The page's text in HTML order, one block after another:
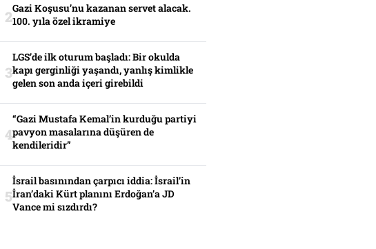
Gazi Koşusu’nu kazanan servet alacak.
100. yıla özel ikramiye
LGS’de ilk oturum başladı: Bir okulda
kapı gerginliği yaşandı, yanlış kimlikle
gelen son anda içeri girebildi
“Gazi Mustafa Kemal’in kurduğu partiyi
pavyon masalarına düşüren de
kendileridir”
İsrail basınından çarpıcı iddia: İsrail’in
İran’daki Kürt planını Erdoğan’a JD
Vance mi sızdırdı?